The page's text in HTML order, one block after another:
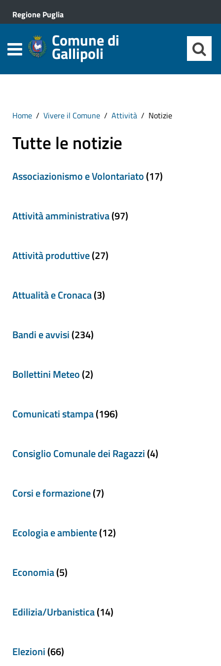
Regione Puglia
Comune di
Gallipoli
Home Vivere il Comune Attività Notizie
Tutte le notizie
Associazionismo e Volontariato(17)
Attività amministrativa(97)
Attività produttive(27)
Attualità e Cronaca(3)
Bandi e avvisi(234)
Bollettini Meteo(2)
Comunicati stampa(196)
Consiglio Comunale dei Ragazzi(4)
Corsi e formazione(7)
Ecologia e ambiente(12)
Economia(5)
Edilizia/Urbanistica(14)
Elezioni(66)